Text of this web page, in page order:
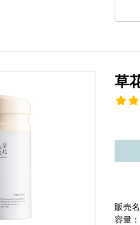
草
販売
容量